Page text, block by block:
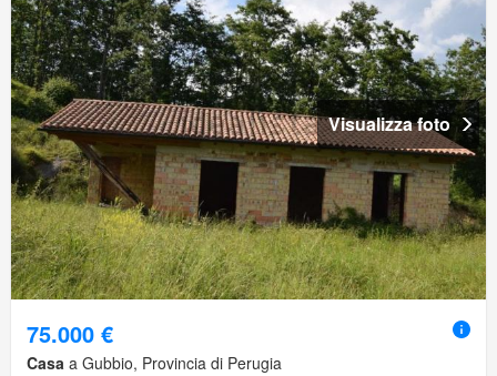
Visualizza foto
75.000 €
Casa a Gubbio, Provincia di Perugia